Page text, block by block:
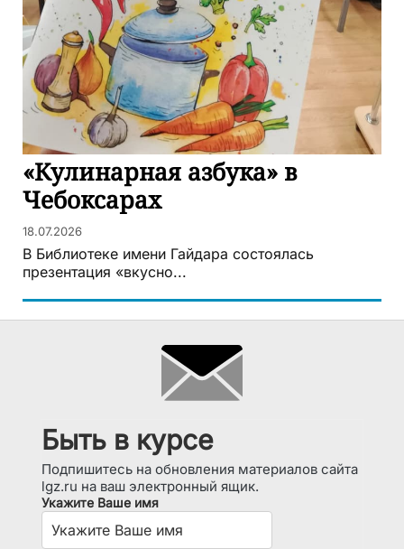
«Кулинарная азбука» в
Чебоксарах
18.07.2026
В Библиотеке имени Гайдара состоялась
презентация «вкусно...
Быть в курсе
Подпишитесь на обновления материалов сайта
lgz.ru на ваш электронный ящик.
Укажите Ваше имя